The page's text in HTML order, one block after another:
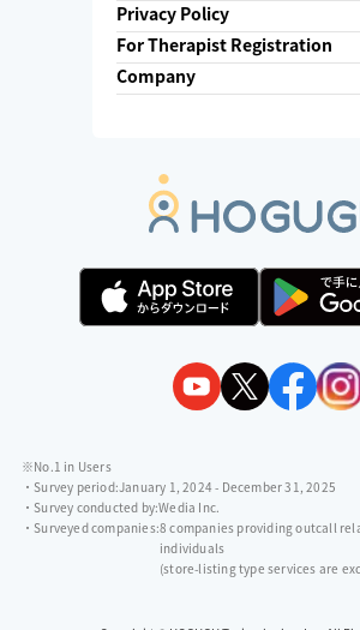
Privacy Policy
For Therapist Registration
Company
※No.1 in Users
・Survey period:January 1, 2024 - December 31, 2025
・Survey conducted by:Wedia Inc.
・Surveyed companies:8 companies providing outcall
individuals
(store-listing type services are